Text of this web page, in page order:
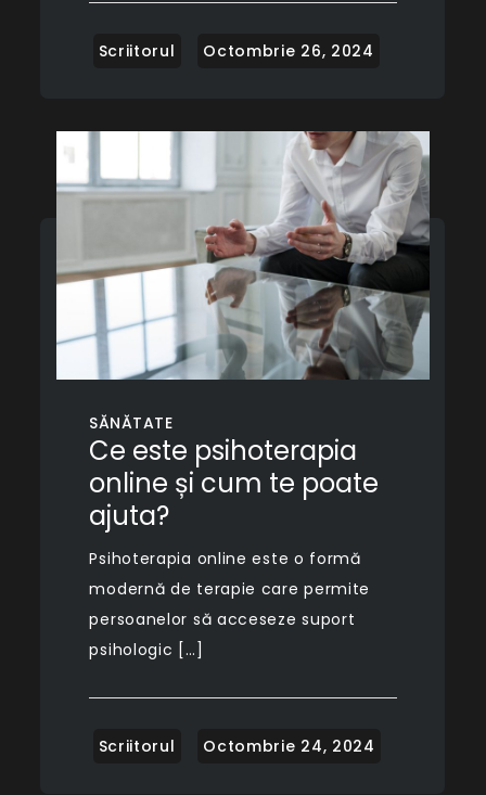
SĂNĂTATE
Ce este psihoterapia
online și cum te poate
ajuta?
Psihoterapia online este o formă
modernă de terapie care permite
persoanelor să acceseze suport
psihologic […]